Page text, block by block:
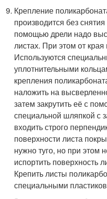
Крепление
производится без
помощью дрели надо
листах. При этом от края
Используются
уплотнительными
крепления
наложить на
затем закрутить её с
специальной шляпкой с
входить строго
поверхности листа
нужно туго, но при этом
испортить поверхность
Крепить листы
специальными